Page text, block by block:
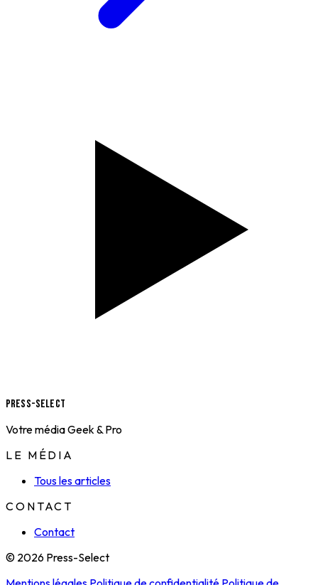
Press-Select
Votre média Geek & Pro
LE MÉDIA
Tous les articles
CONTACT
Contact
© 2026 Press-Select